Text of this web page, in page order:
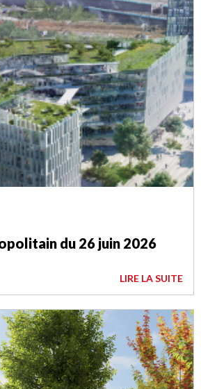
du 26 juin 2026
LIRE LA SUITE